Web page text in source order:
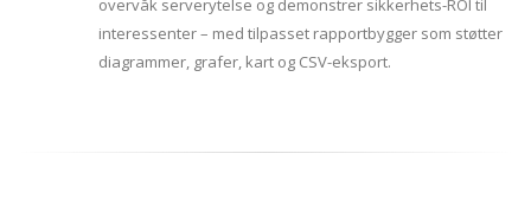
overvåk serverytelse og demonstrer sikkerhets-ROI til
interessenter – med tilpasset rapportbygger som støtter
diagrammer, grafer, kart og CSV-eksport.